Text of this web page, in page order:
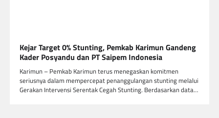
Kejar Target 0% Stunting, Pemkab Karimun Gandeng
Kader Posyandu dan PT Saipem Indonesia
Karimun – Pemkab Karimun terus menegaskan komitmen
seriusnya dalam mempercepat penanggulangan stunting melalui
Gerakan Intervensi Serentak Cegah Stunting. Berdasarkan data…